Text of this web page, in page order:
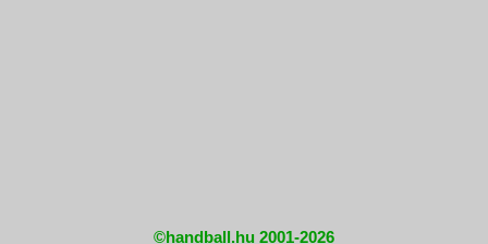
©handball.hu 2001-2026